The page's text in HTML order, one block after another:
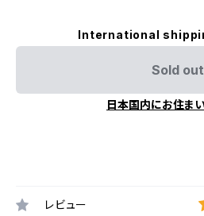
International
Sold out
日本国内にお住ま
レビュー